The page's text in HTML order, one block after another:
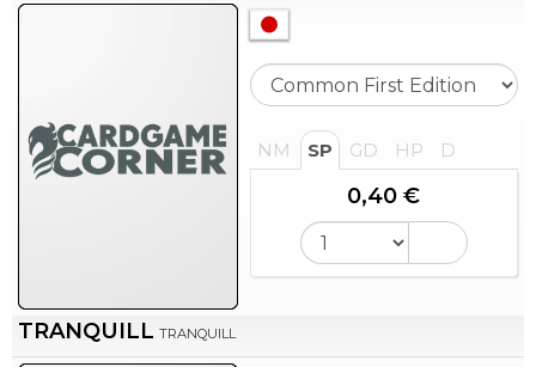
NM SP GD HP D
0,40 €
TRANQUILL TRANQUILL